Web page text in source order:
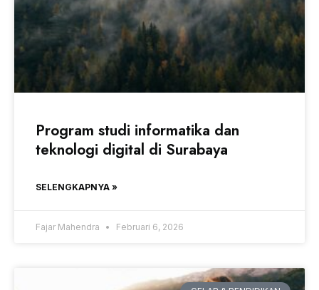
Program studi informatika dan
teknologi digital di Surabaya
SELENGKAPNYA »
Fajar Mahendra Februari 6, 2026